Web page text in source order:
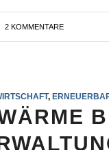
2 KOMMENTARE
,